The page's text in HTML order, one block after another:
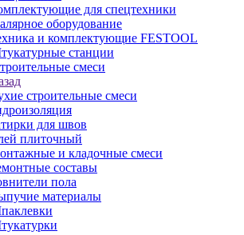
для спецтехники
оборудование
и комплектующие FESTOOL
станции
смеси
строительные смеси
для швов
плиточный
и кладочные смеси
составы
пола
материалы